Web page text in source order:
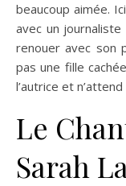
beaucoup aimée.
avec un
renouer avec son
pas une fille
l’autrice et
Le
Sarah